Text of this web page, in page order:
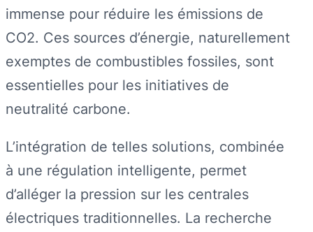
immense pour réduire les émissions de
CO2. Ces sources d’énergie, naturellement
exemptes de combustibles fossiles, sont
essentielles pour les initiatives de
neutralité carbone.
L’intégration de telles solutions, combinée
à une régulation intelligente, permet
d’alléger la pression sur les centrales
électriques traditionnelles. La recherche